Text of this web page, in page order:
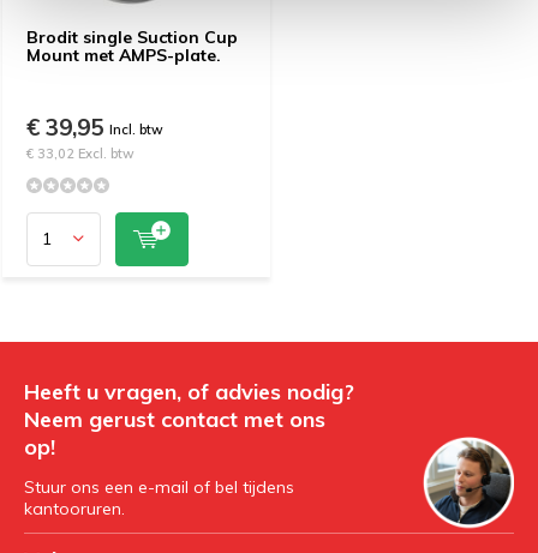
Brodit single Suction Cup
Mount met AMPS-plate.
€ 39,95 Incl. btw
€ 33,02 Excl. btw
Heeft u vragen, of advies nodig?
Neem gerust contact met ons
op!
Stuur ons een e-mail of bel tijdens
kantooruren.